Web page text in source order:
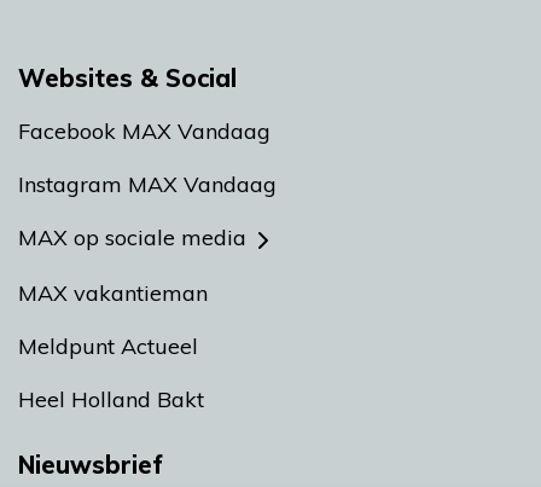
Websites & Social
Facebook MAX Vandaag
Instagram MAX Vandaag
MAX op sociale media
MAX vakantieman
Meldpunt Actueel
Heel Holland Bakt
Nieuwsbrief